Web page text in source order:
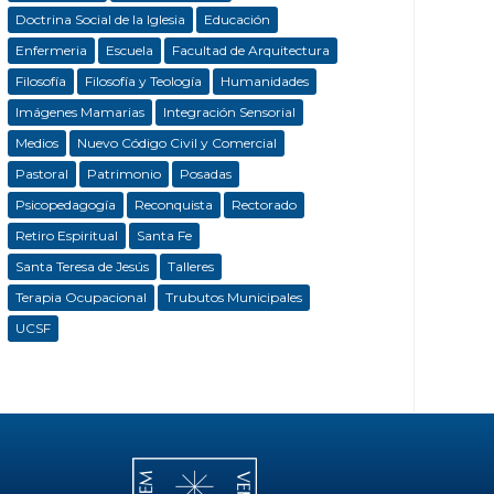
Doctrina Social de la Iglesia
Educación
Enfermeria
Escuela
Facultad de Arquitectura
Filosofía
Filosofía y Teología
Humanidades
Imágenes Mamarias
Integración Sensorial
Medios
Nuevo Código Civil y Comercial
Pastoral
Patrimonio
Posadas
Psicopedagogía
Reconquista
Rectorado
Retiro Espiritual
Santa Fe
Santa Teresa de Jesús
Talleres
Terapia Ocupacional
Trubutos Municipales
UCSF